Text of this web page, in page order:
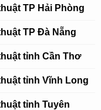
TP Hải Phòng
TP Đà Nẵng
tỉnh Cần Thơ
tỉnh Vĩnh Long
tỉnh Tuyên